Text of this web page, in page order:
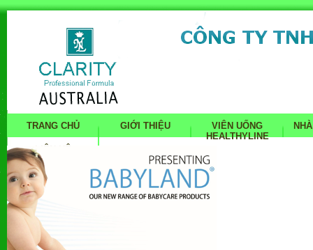
TRANG CHỦ GIỚI THIỆU
VIÊN UỐNG
HEALTHYLINE
LIÊN HỆ